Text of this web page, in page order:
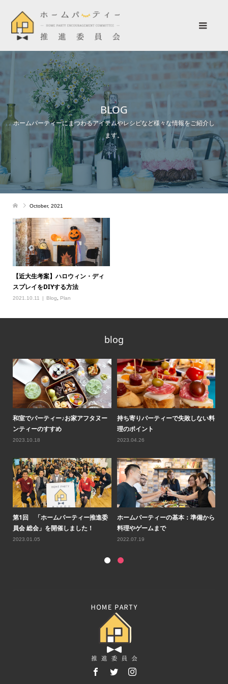
BLOG
ホームパーティーにまつわるアイテムやレシピなど様々な情報をご紹介し
ます。
October, 2021
【近大生考案】ハロウィン・ディ
スプレイをDIYする方法
2021.10.11 Blog, Plan
blog
和室でパーティー♪お家アフタヌー
ンティーのすすめ
2023.10.18
持ち寄りパーティーで失敗しない料
理のポイント
2023.04.26
第1回 「ホームパーティー推進委
員会 総会」を開催しました！
2023.01.05
ホームパーティーの基本：準備から
料理やゲームまで
2022.07.19